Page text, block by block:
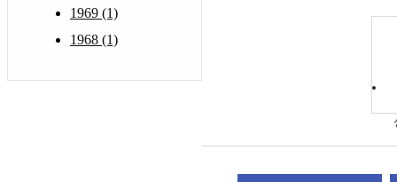
1969 (1)
1968 (1)